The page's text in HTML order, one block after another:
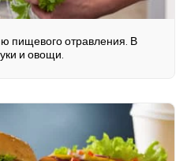
пищевого отравления. В
и овощи.